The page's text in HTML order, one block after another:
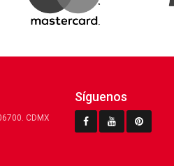
CDMX
Síguenos